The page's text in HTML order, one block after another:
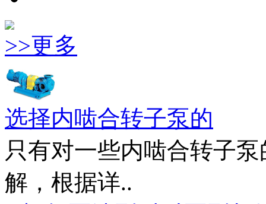
>>更多
选择内啮合转子泵的
只有对一些内啮合转子
解，根据详..